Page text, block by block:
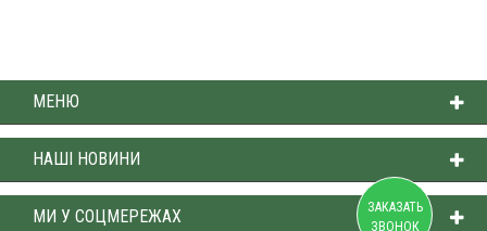
ЗАКАЗАТЬ
ЗВОНОК
МЕНЮ
НАШІ НОВИНИ
МИ У СОЦМЕРЕЖАХ